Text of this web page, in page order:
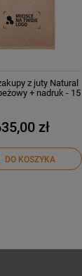
z juty Natural
+ nadruk - 15
zł
DO KOSZYKA